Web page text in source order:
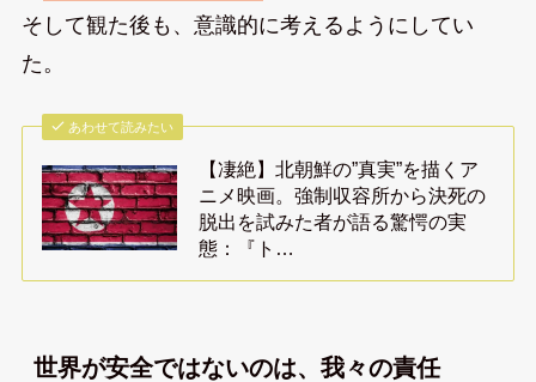
そして観た後も、意識的に考えるようにしてい
た。
あわせて読みたい
【凄絶】北朝鮮の”真実”を描くア
ニメ映画。強制収容所から決死の
脱出を試みた者が語る驚愕の実
態：『ト…
世界が安全ではないのは、我々の責任